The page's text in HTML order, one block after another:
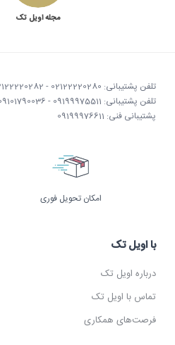
مجله اویل تک
تلفن پشتیبانی: 02122220280 - 02122220282
تلفن پشتیبانی: 09199975511 - 09101790036
پشتیبانی فنی: 09199976611
امکان تحویل فوری
با اویل تک
درباره اویل تک
تماس با اویل تک
فرصت‌های همکاری